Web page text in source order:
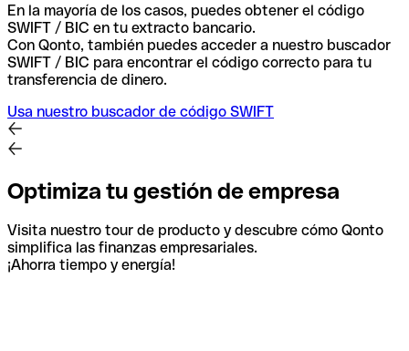
En la mayoría de los casos, puedes obtener el código
SWIFT / BIC en tu extracto bancario.
Con Qonto, también puedes acceder a nuestro buscador
SWIFT / BIC para encontrar el código correcto para tu
transferencia de dinero.
Usa nuestro buscador de código SWIFT
Optimiza tu gestión de empresa
Visita nuestro tour de producto y descubre cómo Qonto
simplifica las finanzas empresariales.
¡Ahorra tiempo y energía!